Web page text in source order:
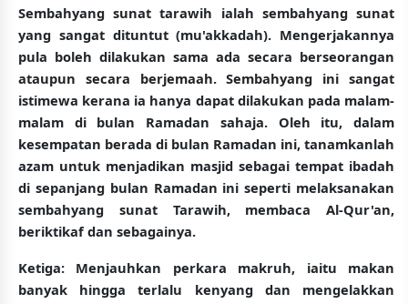
Sembahyang sunat tarawih ialah sembahyang sunat
yang sangat dituntut (mu'akkadah). Mengerjakannya
pula boleh dilakukan sama ada secara berseorangan
ataupun secara berjemaah. Sembahyang ini sangat
istimewa kerana ia hanya dapat dilakukan pada malam-
malam di bulan Ramadan sahaja. Oleh itu, dalam
kesempatan berada di bulan Ramadan ini, tanamkanlah
azam untuk menjadikan masjid sebagai tempat ibadah
di sepanjang bulan Ramadan ini seperti melaksanakan
sembahyang sunat Tarawih, membaca Al-Qur'an,
beriktikaf dan sebagainya.
Ketiga: Menjauhkan perkara makruh, iaitu makan
banyak hingga terlalu kenyang dan mengelakkan